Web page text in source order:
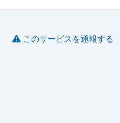
このサービスを通報する